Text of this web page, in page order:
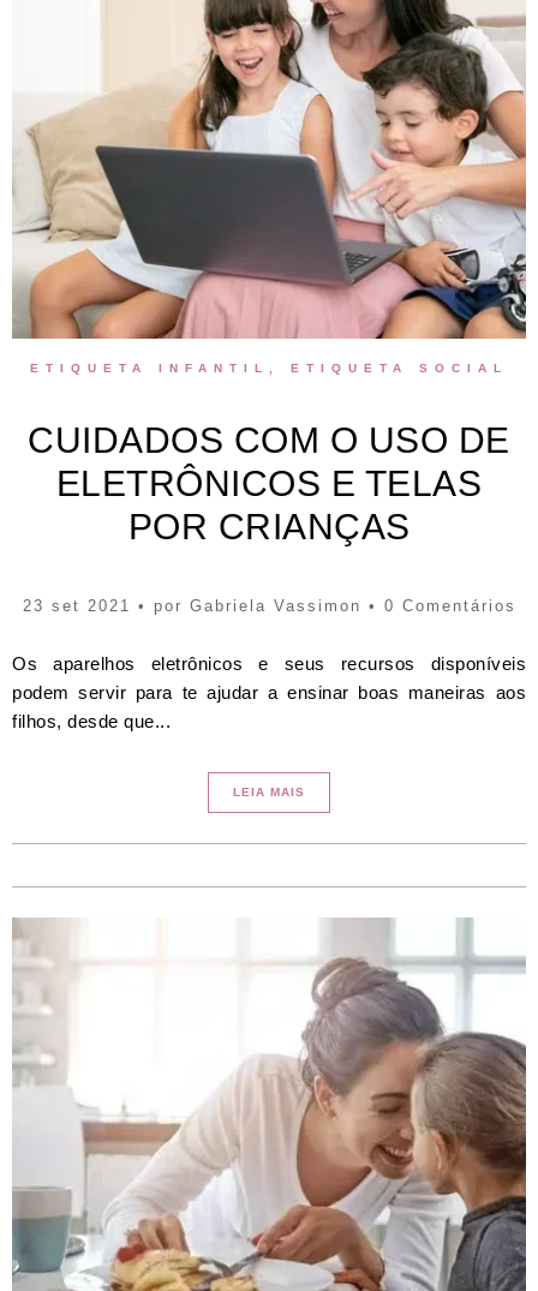
ETIQUETA INFANTIL ETIQUETA SOCIAL
CUIDADOS COM O USO DE
ELETRÔNICOS E TELAS
POR CRIANÇAS
23 set 2021 • por Gabriela Vassimon • 0 Comentários
Os aparelhos eletrônicos e seus recursos disponíveis
podem servir para te ajudar a ensinar boas maneiras aos
filhos, desde que...
LEIA MAIS